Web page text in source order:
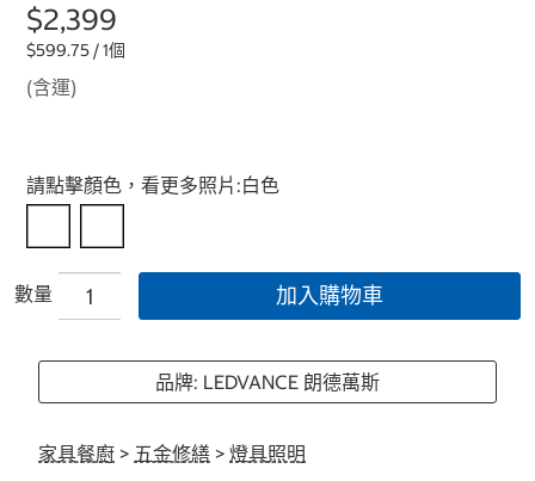
$2,399
$599.75 / 1個
(含運)
Select product
請點擊顏色，看更多照片:白色
數量 加入購物車
品牌: LEDVANCE 朗德萬斯
家具餐廚 > 五金修繕 > 燈具照明